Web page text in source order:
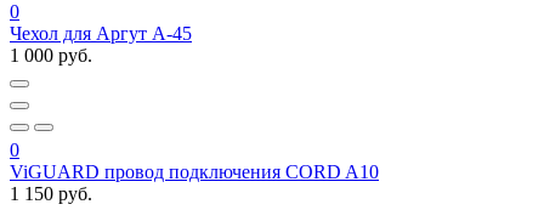
0
Чехол для Аргут А-45
1 000 руб.
0
ViGUARD провод подключения CORD A10
1 150 руб.